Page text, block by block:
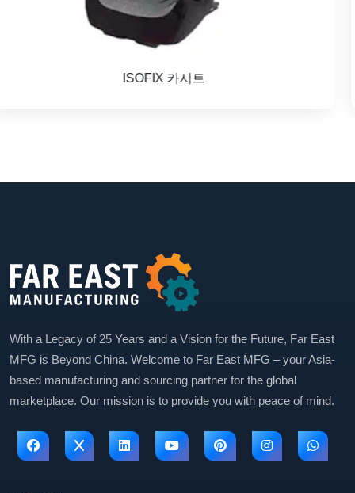
어린이용 카시트
With a Legacy of 25 Years and a Vision for the Future, Far East
MFG is Beyond China. Welcome to Far East MFG – your Asia-
based manufacturing and sourcing partner for the global
marketplace. Our mission is to provide you with peace of mind.